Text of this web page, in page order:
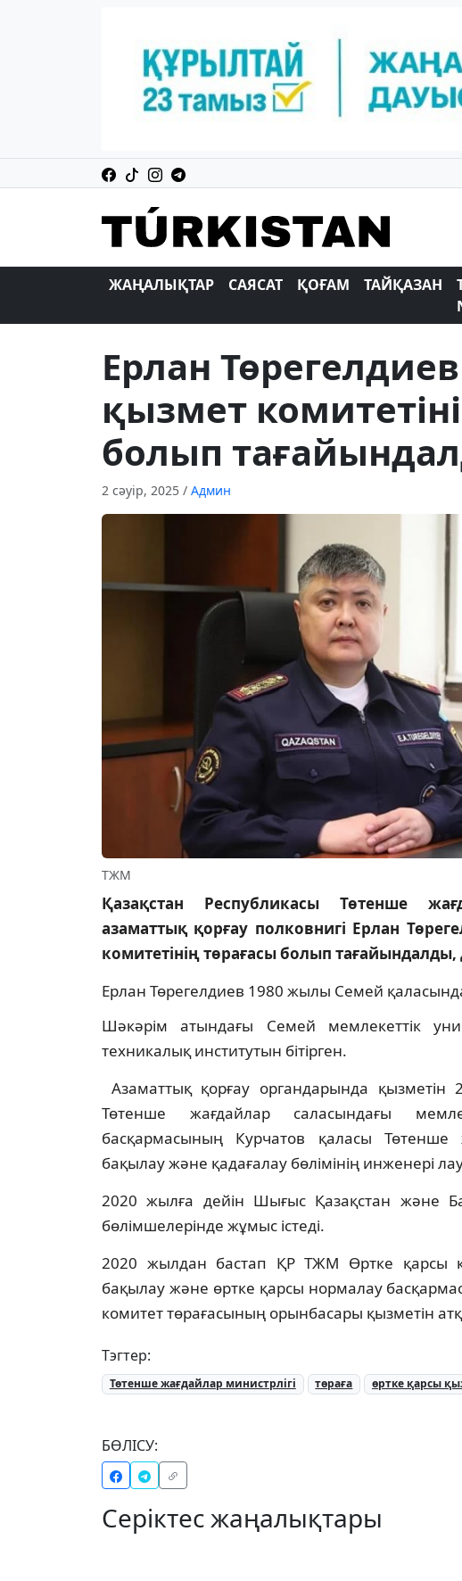
ЖАҢАЛЫҚТАР САЯСАТ ҚОҒАМ ТАЙҚАЗАН
Ерлан
қызмет
болып
2 сәуір, 2025 / Админ
ТЖМ
Қазақстан Республикасы Төтенше
азаматтық қорғау полковнигі Ерлан
комитетінің төрағасы болып
Ерлан Төрегелдиев 1980 жылы Семей
Шәкәрім атындағы Семей мемлекеттік
техникалық институтын бітірген.
Азаматтық қорғау органдарында
Төтенше жағдайлар саласындағы
басқармасының Курчатов қаласы Төтенше
бақылау және қадағалау бөлімінің инженері
2020 жылға дейін Шығыс Қазақстан және
бөлімшелерінде жұмыс істеді.
2020 жылдан бастап ҚР ТЖМ Өртке қарсы
бақылау және өртке қарсы нормалау
комитет төрағасының орынбасары қызметін
Тэгтер:
Төтенше жағдайлар министрлігі төраға өртке қарсы
БӨЛІСУ:
Серіктес жаңалықтары